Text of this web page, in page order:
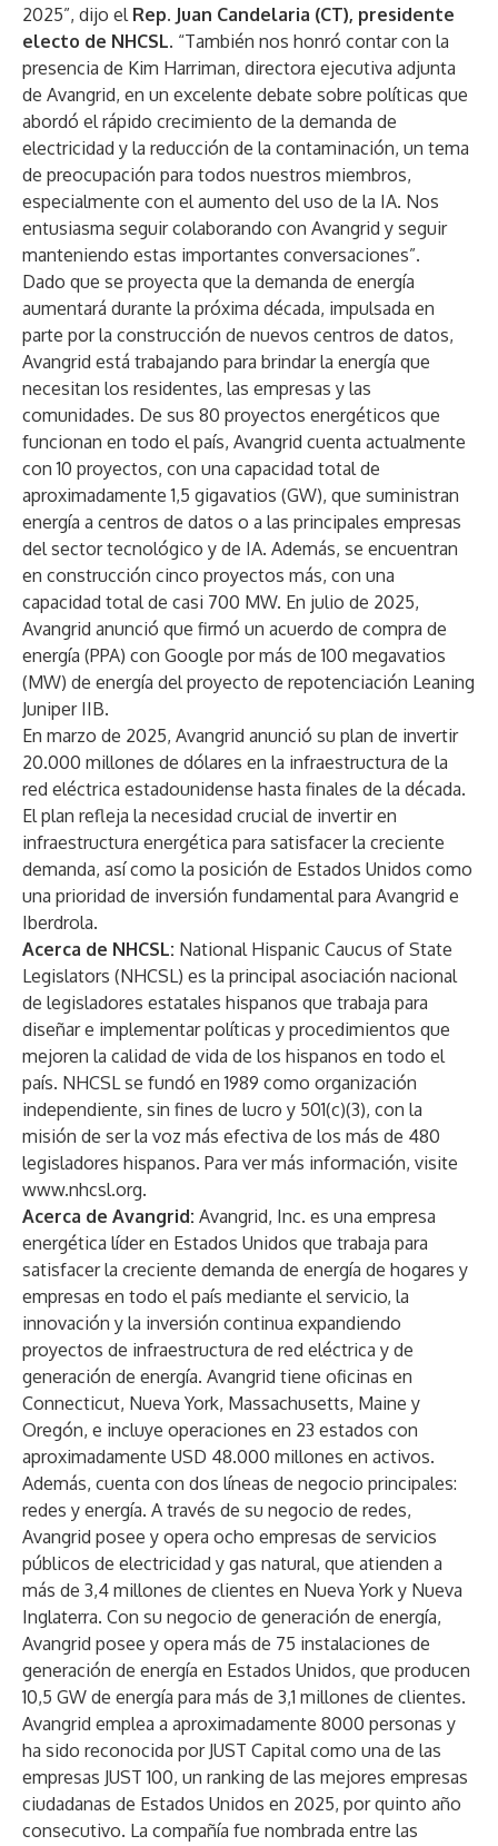
2025”, dijo el Rep. Juan Candelaria (CT), presidente
electo de NHCSL. “También nos honró contar con la
presencia de Kim Harriman, directora ejecutiva adjunta
de Avangrid, en un excelente debate sobre políticas que
abordó el rápido crecimiento de la demanda de
electricidad y la reducción de la contaminación, un tema
de preocupación para todos nuestros miembros,
especialmente con el aumento del uso de la IA. Nos
entusiasma seguir colaborando con Avangrid y seguir
manteniendo estas importantes conversaciones”.
Dado que se proyecta que la demanda de energía
aumentará durante la próxima década, impulsada en
parte por la construcción de nuevos centros de datos,
Avangrid está trabajando para brindar la energía que
necesitan los residentes, las empresas y las
comunidades. De sus 80 proyectos energéticos que
funcionan en todo el país, Avangrid cuenta actualmente
con 10 proyectos, con una capacidad total de
aproximadamente 1,5 gigavatios (GW), que suministran
energía a centros de datos o a las principales empresas
del sector tecnológico y de IA. Además, se encuentran
en construcción cinco proyectos más, con una
capacidad total de casi 700 MW. En julio de 2025,
Avangrid anunció que firmó un acuerdo de compra de
energía (PPA) con Google por más de 100 megavatios
(MW) de energía del proyecto de repotenciación Leaning
Juniper IIB.
En marzo de 2025, Avangrid anunció su plan de invertir
20.000 millones de dólares en la infraestructura de la
red eléctrica estadounidense hasta finales de la década.
El plan refleja la necesidad crucial de invertir en
infraestructura energética para satisfacer la creciente
demanda, así como la posición de Estados Unidos como
una prioridad de inversión fundamental para Avangrid e
Iberdrola.
Acerca de NHCSL: National Hispanic Caucus of State
Legislators (NHCSL) es la principal asociación nacional
de legisladores estatales hispanos que trabaja para
diseñar e implementar políticas y procedimientos que
mejoren la calidad de vida de los hispanos en todo el
país. NHCSL se fundó en 1989 como organización
independiente, sin fines de lucro y 501(c)(3), con la
misión de ser la voz más efectiva de los más de 480
legisladores hispanos. Para ver más información, visite
www.nhcsl.org.
Acerca de Avangrid: Avangrid, Inc. es una empresa
energética líder en Estados Unidos que trabaja para
satisfacer la creciente demanda de energía de hogares y
empresas en todo el país mediante el servicio, la
innovación y la inversión continua expandiendo
proyectos de infraestructura de red eléctrica y de
generación de energía. Avangrid tiene oficinas en
Connecticut, Nueva York, Massachusetts, Maine y
Oregón, e incluye operaciones en 23 estados con
aproximadamente USD 48.000 millones en activos.
Además, cuenta con dos líneas de negocio principales:
redes y energía. A través de su negocio de redes,
Avangrid posee y opera ocho empresas de servicios
públicos de electricidad y gas natural, que atienden a
más de 3,4 millones de clientes en Nueva York y Nueva
Inglaterra. Con su negocio de generación de energía,
Avangrid posee y opera más de 75 instalaciones de
generación de energía en Estados Unidos, que producen
10,5 GW de energía para más de 3,1 millones de clientes.
Avangrid emplea a aproximadamente 8000 personas y
ha sido reconocida por JUST Capital como una de las
empresas JUST 100, un ranking de las mejores empresas
ciudadanas de Estados Unidos en 2025, por quinto año
consecutivo. La compañía fue nombrada entre las